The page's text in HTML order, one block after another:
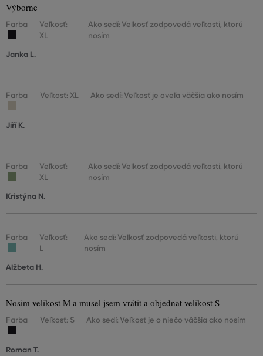
Výborne
Farba
Veľkosť:
XL
Ako sedí: Veľkosť zodpovedá veľkosti, ktorú
nosím
Janka L.
Farba Veľkosť: XL Ako sedí: Veľkosť je oveľa väčšia ako nosím
Jiří K.
Farba
Veľkosť:
XL
Ako sedí: Veľkosť zodpovedá veľkosti, ktorú
nosím
Kristýna N.
Farba
Veľkosť:
L
Ako sedí: Veľkosť zodpovedá veľkosti, ktorú
nosím
Alžbeta H.
Nosim velikost M a musel jsem vrátit a objednat velikost S
Farba Veľkosť: S Ako sedí: Veľkosť je o niečo väčšia ako nosím
Roman T.